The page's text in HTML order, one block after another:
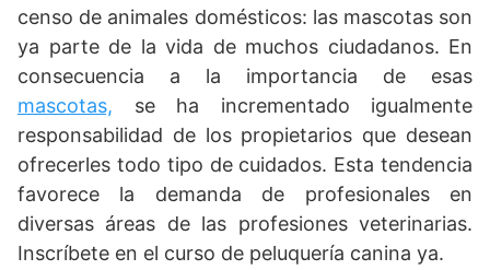
censo de animales domésticos: las mascotas son
ya parte de la vida de muchos ciudadanos. En
consecuencia a la importancia de esas
mascotas, se ha incrementado igualmente
responsabilidad de los propietarios que desean
ofrecerles todo tipo de cuidados. Esta tendencia
favorece la demanda de profesionales en
diversas áreas de las profesiones veterinarias.
Inscríbete en el curso de peluquería canina ya.